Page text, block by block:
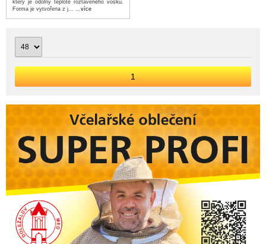
který je odolný teplotě roztaveného vosku.
Forma je vytvořena z j... ...více
1